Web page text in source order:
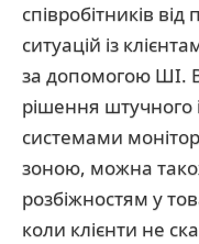
співробітників
ситуацій із
за допомогою ШІ.
рішення штучного
системами
зоною, можна
розбіжностям у
коли клієнти не